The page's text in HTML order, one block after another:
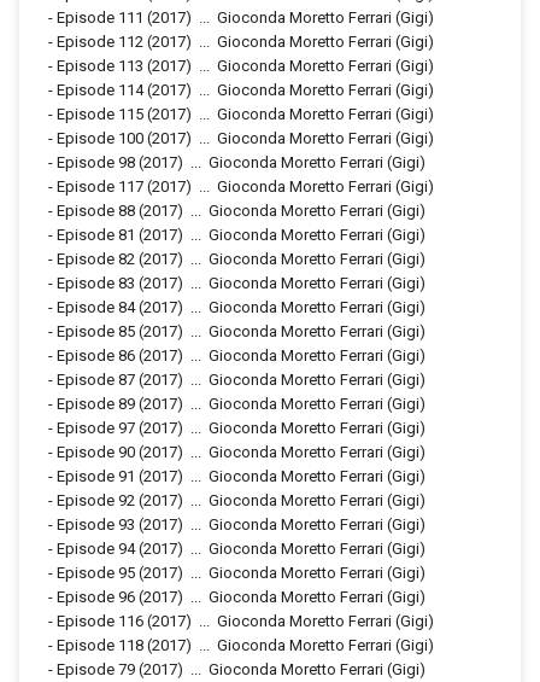
- Episode 111 (2017)
Gioconda Moretto Ferrari (Gigi)
- Episode 112 (2017)
Gioconda Moretto Ferrari (Gigi)
- Episode 113 (2017)
Gioconda Moretto Ferrari (Gigi)
- Episode 114(2017)
Gioconda Moretto Ferrari (Gigi)
- Episode 115 (2017)
Gioconda Moretto Ferrari (Gigi)
- Episode 100 (2017)
Gioconda Moretto Ferrari (Gigi)
- Episode 98 (2017)
Gioconda Moretto Ferrari (Gigi)
- Episode 117 (2017)
Gioconda Moretto Ferrari (Gigi)
- Episode 88 (2017)
Gioconda Moretto Ferrari (Gigi)
- Episode 81 (2017)
Gioconda Moretto Ferrari (Gigi)
- Episode 82 (2017)
Gioconda Moretto Ferrari (Gigi)
- Episode 83 (2017)
Gioconda Moretto Ferrari (Gigi)
- Episode 84(2017)
Gioconda Moretto Ferrari (Gigi)
- Episode 85 (2017)
Gioconda Moretto Ferrari (Gigi)
- Episode 86 (2017)
Gioconda Moretto Ferrari (Gigi)
- Episode 87 (2017)
Gioconda Moretto Ferrari (Gigi)
- Episode 89 (2017)
Gioconda Moretto Ferrari (Gigi)
- Episode 97 (2017)
Gioconda Moretto Ferrari (Gigi)
- Episode 90 (2017)
Gioconda Moretto Ferrari (Gigi)
- Episode 91 (2017)
Gioconda Moretto Ferrari (Gigi)
- Episode 92 (2017)
Gioconda Moretto Ferrari (Gigi)
- Episode 93 (2017)
Gioconda Moretto Ferrari (Gigi)
- Episode 94(2017)
Gioconda Moretto Ferrari (Gigi)
- Episode 95 (2017)
Gioconda Moretto Ferrari (Gigi)
- Episode 96 (2017)
Gioconda Moretto Ferrari (Gigi)
- Episode 116 (2017)
Gioconda Moretto Ferrari (Gigi)
- Episode 118 (2017)
Gioconda Moretto Ferrari (Gigi)
- Episode 79 (2017)
Gioconda Moretto Ferrari (Gigi)